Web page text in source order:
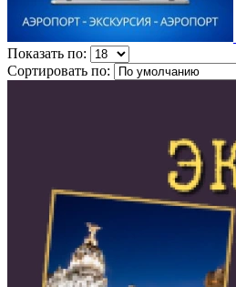
Показать по:
Сортировать по: